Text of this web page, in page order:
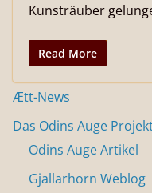
Kunsträuber
Read More
Ætt-News
Das Odins Auge
Odins Auge Artikel
Gjallarhorn Weblog